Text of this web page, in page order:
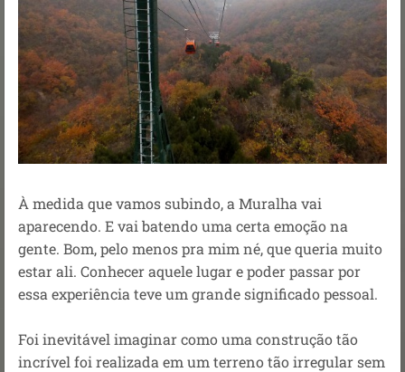
À medida que vamos subindo, a Muralha vai
aparecendo. E vai batendo uma certa emoção na
gente. Bom, pelo menos pra mim né, que queria muito
estar ali. Conhecer aquele lugar e poder passar por
essa experiência teve um grande significado pessoal.
Foi inevitável imaginar como uma construção tão
incrível foi realizada em um terreno tão irregular sem